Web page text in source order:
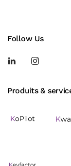
Follow Us
Produits &